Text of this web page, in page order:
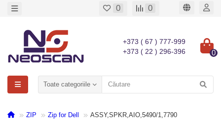
0 0
+373 ( 67 ) 777-999
+373 ( 22 ) 296-396
0
Toate categoriile
ZIP Zip for Dell ASSY,SPKR,AIO,5490/1,7790